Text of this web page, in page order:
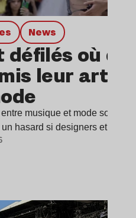
news
défilés où
leur art
musique et mode sont
hasard si designers et
Lire l’article